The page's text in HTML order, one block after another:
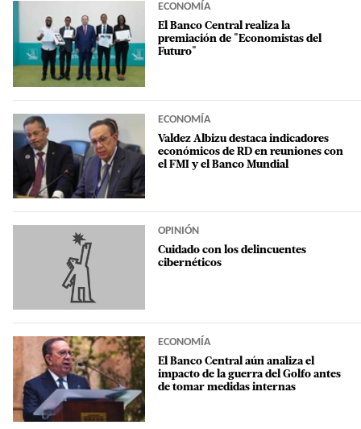
ECONOMÍA
El Banco Central realiza la
premiación de "Economistas del
Futuro"
ECONOMÍA
Valdez Albizu destaca indicadores
económicos de RD en reuniones con
el FMI y el Banco Mundial
OPINIÓN
Cuidado con los delincuentes
cibernéticos
ECONOMÍA
El Banco Central aún analiza el
impacto de la guerra del Golfo antes
de tomar medidas internas